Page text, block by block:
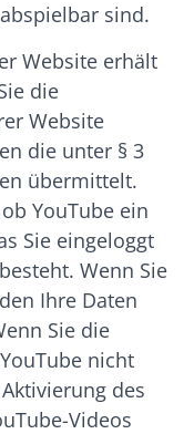
sind.
Website erhält
die
Website
die unter § 3
übermittelt.
YouTube ein
Sie eingeloggt
Wenn Sie
Ihre Daten
Sie die
nicht
des
Videos